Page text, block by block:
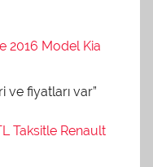
2016 Model Kia
ve fiyatları var”
Taksitle Renault